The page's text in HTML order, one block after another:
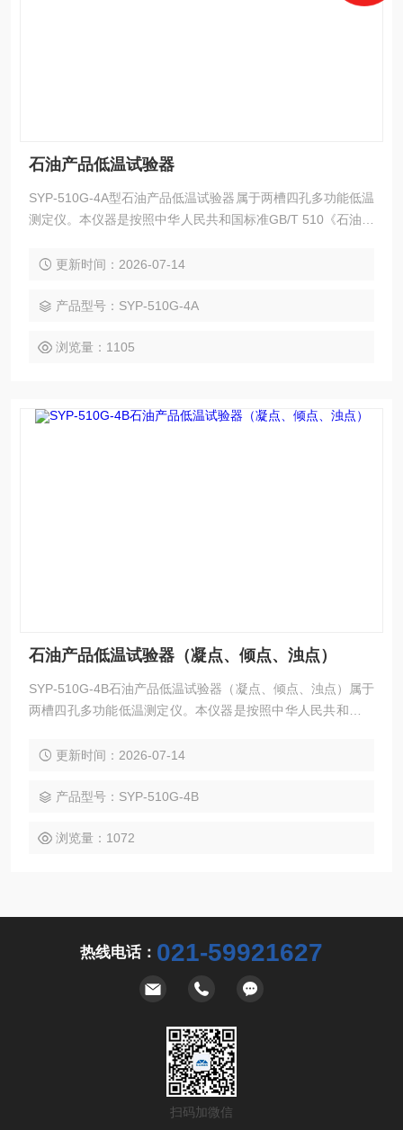
石油产品低温试验器
SYP-510G-4A型石油产品低温试验器属于两槽四孔多功能低温
测定仪。本仪器是按照中华人民共和国标准GB/T 510《石油产
6986《石油产品浊点测定法》及中华人民共和国行业标准SH/
用于对石油产品的凝点、倾点，浊点、冷滤点进行测定。注意
更新时间：2026-07-14
产品型号：SYP-510G-4A
浏览量：1105
石油产品低温试验器（凝点、倾点、浊点）
SYP-510G-4B石油产品低温试验器（凝点、倾点、浊点）属于
两槽四孔多功能低温测定仪。本仪器是按照中华人民共和国标
倾点测定法》、GB/T 6986《石油产品浊点测定法》及中华人
的要求设计制造的，适用于对石油产品的凝点、倾点，浊点、
更新时间：2026-07-14
产品型号：SYP-510G-4B
浏览量：1072
热线电话： 021-59921627
扫码加微信